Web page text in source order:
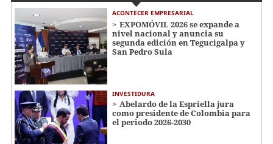
ACONTECER EMPRESARIAL
EXPOMÓVIL 2026 se expande a
nivel nacional y anuncia su
segunda edición en Tegucigalpa y
San Pedro Sula
INVESTIDURA
Abelardo de la Espriella jura
como presidente de Colombia para
el periodo 2026-2030